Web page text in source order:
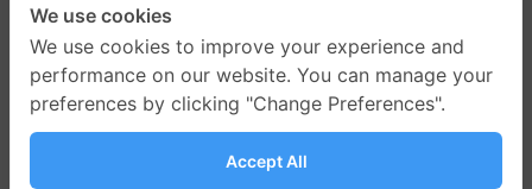
We use cookies
We use cookies to improve your experience and
performance on our website. You can manage your
preferences by clicking "Change Preferences".
Accept All